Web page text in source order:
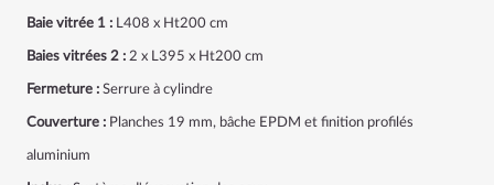
Baie vitrée 1 : L408 x Ht200 cm
Baies vitrées 2 : 2 x L395 x Ht200 cm
Fermeture : Serrure à cylindre
Couverture : Planches 19 mm, bâche EPDM et finition profilés
aluminium